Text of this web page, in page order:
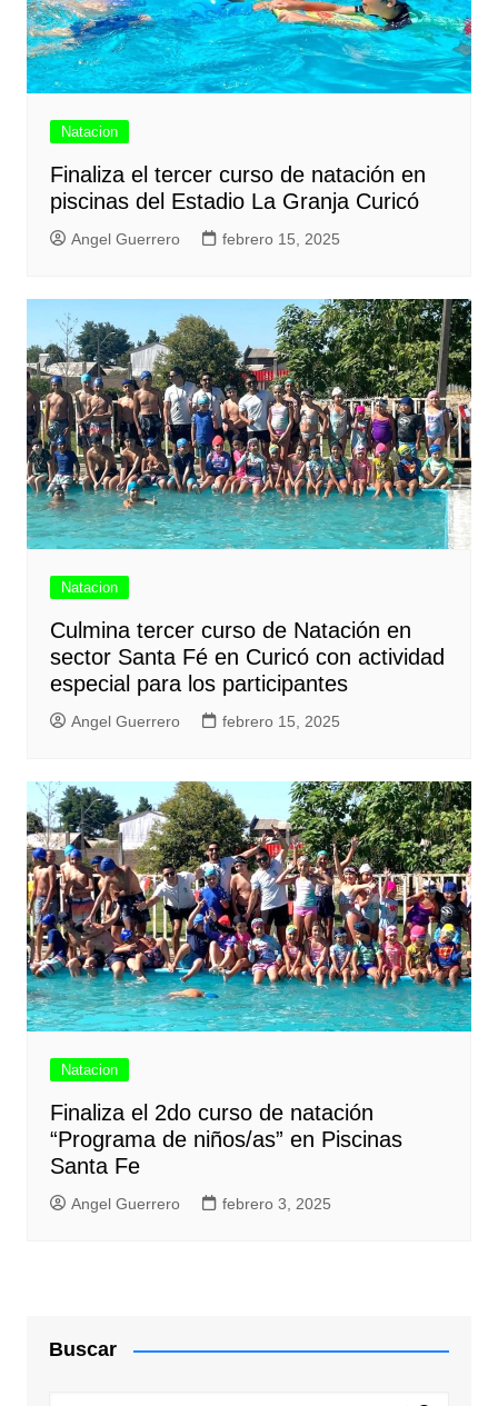
Natacion
Finaliza el tercer curso de natación en
piscinas del Estadio La Granja Curicó
Angel Guerrero febrero 15, 2025
Natacion
Culmina tercer curso de Natación en
sector Santa Fé en Curicó con actividad
especial para los participantes
Angel Guerrero febrero 15, 2025
Natacion
Finaliza el 2do curso de natación
“Programa de niños/as” en Piscinas
Santa Fe
Angel Guerrero febrero 3, 2025
Buscar